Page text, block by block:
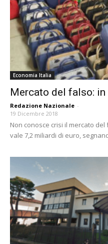
Economia Italia
Mercato del falso:
Redazione Nazionale -
19 Dicembre 2018
Non conosce crisi il mercato
vale 7,2 miliardi di euro,